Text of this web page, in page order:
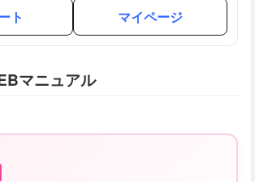
ト マイページ
マニュアル